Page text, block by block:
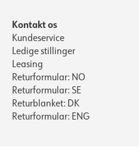
Kontakt os
Kundeservice
Ledige stillinger
Leasing
Returformular: NO
Returformular: SE
Returblanket: DK
Returformular: ENG